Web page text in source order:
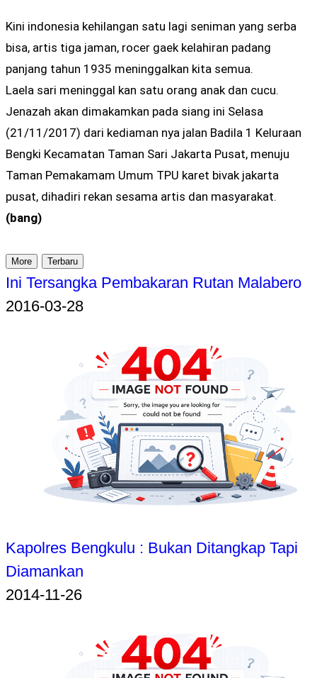
Kini indonesia kehilangan satu lagi seniman yang serba
bisa, artis tiga jaman, rocer gaek kelahiran padang
panjang tahun 1935 meninggalkan kita semua.
Laela sari meninggal kan satu orang anak dan cucu.
Jenazah akan dimakamkan pada siang ini Selasa
(21/11/2017) dari kediaman nya jalan Badila 1 Keluraan
Bengki Kecamatan Taman Sari Jakarta Pusat, menuju
Taman Pemakamam Umum TPU karet bivak jakarta
pusat, dihadiri rekan sesama artis dan masyarakat.
(bang)
More Terbaru
Ini Tersangka Pembakaran Rutan Malabero
2016-03-28
Kapolres Bengkulu : Bukan Ditangkap Tapi
Diamankan
2014-11-26